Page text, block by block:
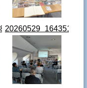
20260529_164351.jpg